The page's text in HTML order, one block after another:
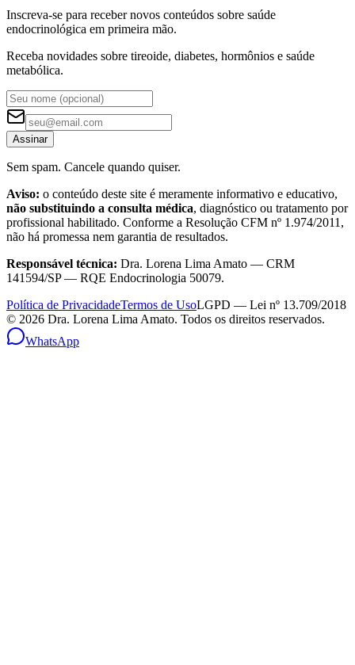
Inscreva-se para receber novos conteúdos sobre saúde
endocrinológica em primeira mão.
Receba novidades sobre tireoide, diabetes, hormônios e saúde
metabólica.
Assinar
Sem spam. Cancele quando quiser.
Aviso: o conteúdo deste site é meramente informativo e educativo,
não substituindo a consulta médica, diagnóstico ou tratamento por
profissional habilitado. Conforme a Resolução CFM nº 1.974/2011,
não há promessa nem garantia de resultados.
Responsável técnica: Dra. Lorena Lima Amato — CRM
141594/SP — RQE Endocrinologia 50079.
Política de PrivacidadeTermos de UsoLGPD — Lei nº 13.709/2018
© 2026 Dra. Lorena Lima Amato. Todos os direitos reservados.
WhatsApp